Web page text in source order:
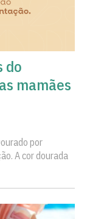
do
mamães
por
A cor dourada